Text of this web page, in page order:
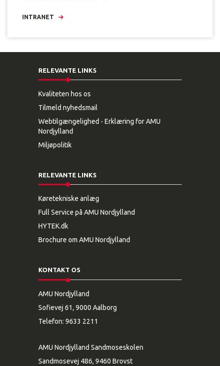
INTRANET
RELEVANTE LINKS
Kvaliteten hos os
Tilmeld nyhedsmail
Webtilgængelighed - Erklæring for AMU
Nordjylland
Miljøpolitik
RELEVANTE LINKS
Køretekniske anlæg
Full Service på AMU Nordjylland
HYTEK.dk
Brochure om AMU Nordjylland
KONTAKT OS
AMU Nordjylland
Sofievej 61, 9000 Aalborg
Telefon: 9633 2211
AMU Nordjylland Sandmoseskolen
Sandmosevej 486, 9460 Brovst